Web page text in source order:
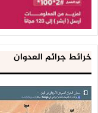
خرائط جرائم العدوان